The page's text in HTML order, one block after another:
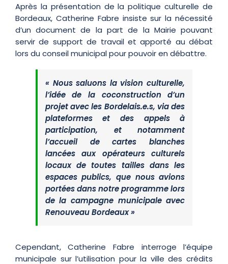
Après la présentation de la politique culturelle de
Bordeaux, Catherine Fabre insiste sur la nécessité
d’un document de la part de la Mairie pouvant
servir de support de travail et apporté au débat
lors du conseil municipal pour pouvoir en débattre.
« Nous saluons la vision culturelle,
l’idée de la coconstruction d’un
projet avec les Bordelais.e.s, via des
plateformes et des appels à
participation, et notamment
l’accueil de cartes blanches
lancées aux opérateurs culturels
locaux de toutes tailles dans les
espaces publics, que nous avions
portées dans notre programme lors
de la campagne municipale avec
Renouveau Bordeaux »
Cependant, Catherine Fabre interroge l’équipe
municipale sur l’utilisation pour la ville des crédits